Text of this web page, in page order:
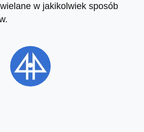
w jakikolwiek sposób